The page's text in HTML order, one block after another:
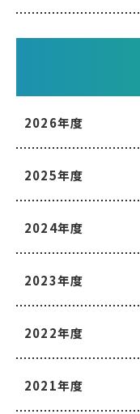
2026年度
2025年度
2024年度
2023年度
2022年度
2021年度